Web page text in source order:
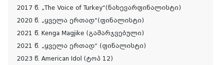
2017 წ. „The Voice of Turkey“(ნახევარფინალისტი)
2020 წ. „ყველა ერთად“(ფინალისტი)
2021 წ. Kenga Magjike (გამარჯვებული)
2021 წ. „ყველა ერთად“ (ფინალისტი)
2023 წ. American Idol (ტოპ 12)